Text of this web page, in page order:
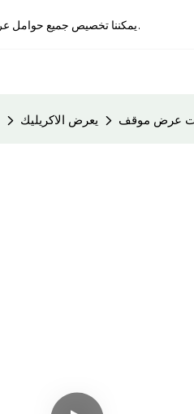
يمكننا تخصيص جميع حوامل عرض المنتجات لتلبية احتياجاتك.
يعرض الاكريليك عرض موقف